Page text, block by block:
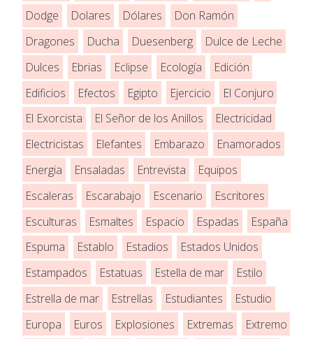
Dodge
Dolares Dólares
Don Ramón
Dragones
Ducha Duesenberg
Dulce de Leche
Dulces
Ebrias Eclipse Ecología
Edición
Edificios
Efectos Egipto Ejercicio
El Conjuro
El Exorcista
El Señor de los Anillos
Electricidad
Electricistas
Elefantes Embarazo
Enamorados
Energia
Ensaladas Entrevista
Equipos
Escaleras
Escarabajo Escenario
Escritores
Esculturas
Esmaltes Espacio Espadas
España
Espuma
Establo Estadios
Estados Unidos
Estampados
Estatuas Estella de mar
Estilo
Estrella de mar
Estrellas Estudiantes
Estudio
Europa
Euros Explosiones Extremas
Extremo